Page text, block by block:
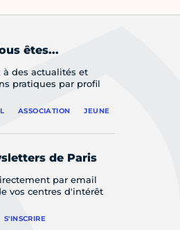
êtes...
à des actualités et
pratiques par profil
ASSOCIATION JEUNE
de Paris
par email
vos centres d'intérêt
S'INSCRIRE